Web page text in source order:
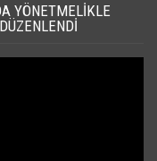
YÖNETMELIKLE